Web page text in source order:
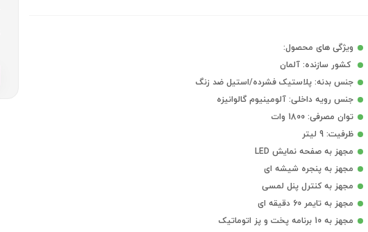
ویژگی های محصول:
کشور سازنده: آلمان
جنس بدنه: پلاستیک فشرده/استیل ضد زنگ
جنس رویه داخلی: آلومینیوم گالوانیزه
توان مصرفی: 1800 وات
ظرفیت: 9 لیتر
مجهز به صفحه نمایش LED
مجهز به پنجره شیشه ای
مجهز به کنترل پنل لمسی
مجهز به تایمر 60 دقیقه ای
مجهز به 10 برنامه پخت و پز اتوماتیک